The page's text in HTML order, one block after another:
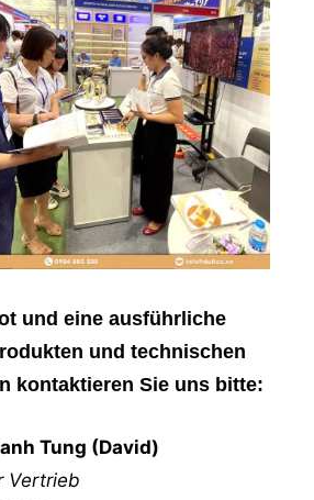
und eine ausführliche
und technischen
kontaktieren Sie uns bitte:
Tung (David)
Vertrieb